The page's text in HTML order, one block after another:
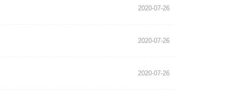
2020-07-26
2020-07-26
2020-07-26